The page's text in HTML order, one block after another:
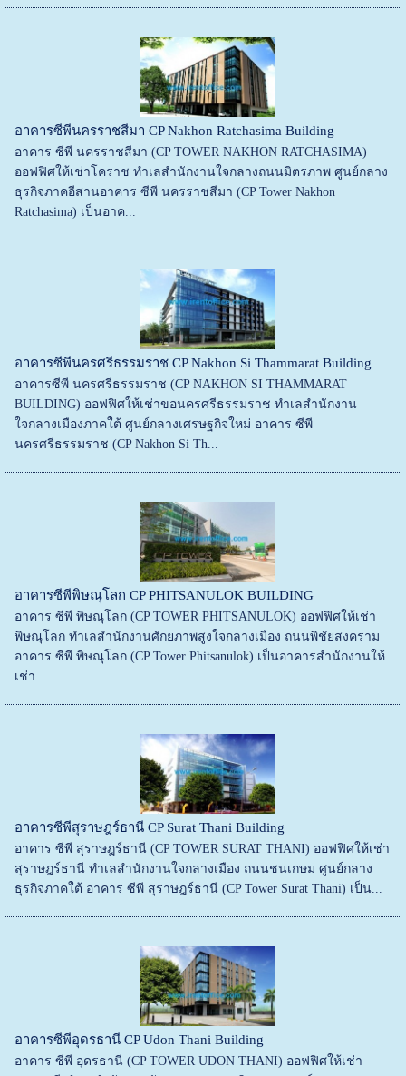
อาคารซีพีนครราชสีมา CP Nakhon Ratchasima Building
อาคาร ซีพี นครราชสีมา (CP TOWER NAKHON RATCHASIMA)
ออฟฟิศให้เช่าโคราช ทำเลสำนักงานใจกลางถนนมิตรภาพ ศูนย์กลาง
ธุรกิจภาคอีสานอาคาร ซีพี นครราชสีมา (CP Tower Nakhon
Ratchasima) เป็นอาค...
อาคารซีพีนครศรีธรรมราช CP Nakhon Si Thammarat Building
อาคารซีพี นครศรีธรรมราช (CP NAKHON SI THAMMARAT
BUILDING) ออฟฟิศให้เช่าขอนครศรีธรรมราช ทำเลสำนักงาน
ใจกลางเมืองภาคใต้ ศูนย์กลางเศรษฐกิจใหม่ อาคาร ซีพี
นครศรีธรรมราช (CP Nakhon Si Th...
อาคารซีพีพิษณุโลก CP PHITSANULOK BUILDING
อาคาร ซีพี พิษณุโลก (CP TOWER PHITSANULOK) ออฟฟิศให้เช่า
พิษณุโลก ทำเลสำนักงานศักยภาพสูงใจกลางเมือง ถนนพิชัยสงคราม
อาคาร ซีพี พิษณุโลก (CP Tower Phitsanulok) เป็นอาคารสำนักงานให้
เช่า...
อาคารซีพีสุราษฎร์ธานี CP Surat Thani Building
อาคาร ซีพี สุราษฎร์ธานี (CP TOWER SURAT THANI) ออฟฟิศให้เช่า
สุราษฎร์ธานี ทำเลสำนักงานใจกลางเมือง ถนนชนเกษม ศูนย์กลาง
ธุรกิจภาคใต้ อาคาร ซีพี สุราษฎร์ธานี (CP Tower Surat Thani) เป็น...
อาคารซีพีอุดรธานี CP Udon Thani Building
อาคาร ซีพี อุดรธานี (CP TOWER UDON THANI) ออฟฟิศให้เช่า